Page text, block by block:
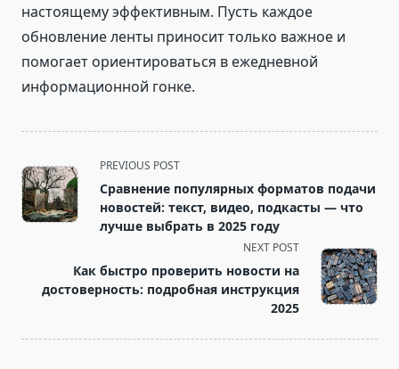
настоящему эффективным. Пусть каждое
обновление ленты приносит только важное и
помогает ориентироваться в ежедневной
информационной гонке.
<span
class="nav-
subtitle
screen-
text">Page</span>
PREVIOUS POST
Сравнение популярных форматов подачи
новостей: текст, видео, подкасты — что
лучше выбрать в 2025 году
NEXT POST
Как быстро проверить новости на
достоверность: подробная инструкция
2025